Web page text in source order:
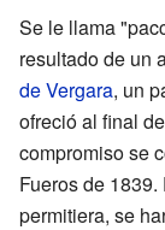
Se le llama
resultado de un
de Vergara, un
ofreció al final
compromiso se
Fueros de
permitiera, se